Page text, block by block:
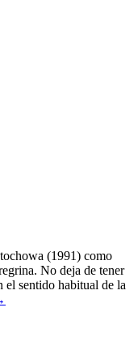
(1991) como
No deja de tener
el sentido habitual de la